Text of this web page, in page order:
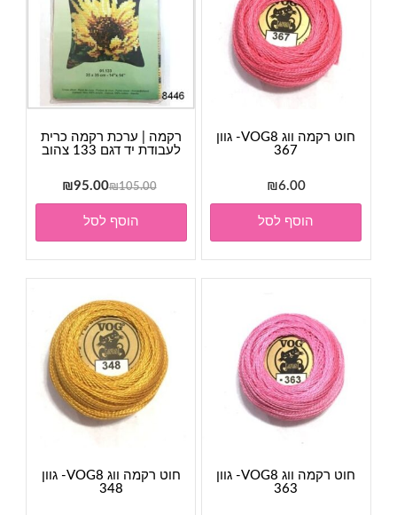
חוט רקמה ווג VOG8- גוון
367
₪6.00
הוסף לסל
רקמה | ערכת רקמה כרית
לעבודת יד דגם 133 צהוב
₪105.00
המחיר
המקורי
היה:
₪105.00.
₪95.00
הנוכחי
₪95.00.
הוסף לסל
חוט רקמה ווג VOG8- גוון
363
חוט רקמה ווג VOG8- גוון
348